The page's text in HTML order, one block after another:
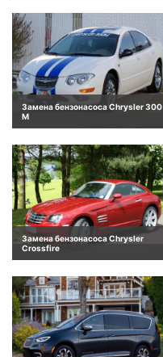
Замена бензонасоса Chrysler 300
M
Замена бензонасоса Chrysler
Crossfire